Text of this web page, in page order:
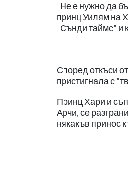
"Не е нужно да
принц Уилям на
"Сънди таймс" и
Според откъси
пристигнала с
Принц Хари и
Арчи, се
някакъв принос